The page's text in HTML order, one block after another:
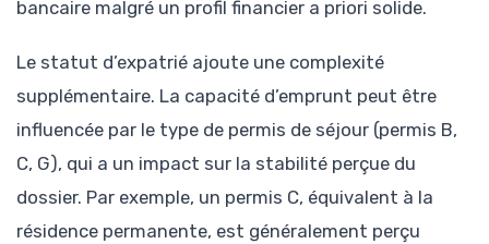
bancaire malgré un profil financier a priori solide.
Le statut d’expatrié ajoute une complexité
supplémentaire. La capacité d’emprunt peut être
influencée par le type de permis de séjour (permis B,
C, G), qui a un impact sur la stabilité perçue du
dossier. Par exemple, un permis C, équivalent à la
résidence permanente, est généralement perçu